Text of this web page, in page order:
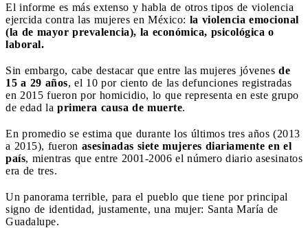
El informe es más extenso y habla de otros tipos de violencia
ejercida contra las mujeres en México: la violencia emocional
(la de mayor prevalencia), la económica, psicológica o
laboral.
Sin embargo, cabe destacar que entre las mujeres jóvenes de
15 a 29 años, el 10 por ciento de las defunciones registradas
en 2015 fueron por homicidio, lo que representa en este grupo
de edad la primera causa de muerte.
En promedio se estima que durante los últimos tres años (2013
a 2015), fueron asesinadas siete mujeres diariamente en el
país, mientras que entre 2001-2006 el número diario asesinatos
era de tres.
Un panorama terrible, para el pueblo que tiene por principal
signo de identidad, justamente, una mujer: Santa María de
Guadalupe.